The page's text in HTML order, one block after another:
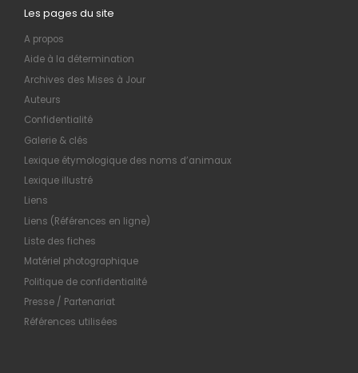
Les pages du site
A propos
Aide à la détermination
Archives des Mises à Jour
Auteurs
Confidentialité
Galerie & clés
Lexique étymologique des noms d’animaux
Lexique illustré
Liens
Liens (Références en ligne)
Liste des fiches
Matériel photographique
Politique de confidentialité
Presse / Partenariat
Références utilisées